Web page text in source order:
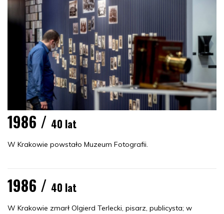
1986 / 40 lat
W Krakowie powstało Muzeum Fotografii.
1986 / 40 lat
W Krakowie zmarł Olgierd Terlecki, pisarz, publicysta; w